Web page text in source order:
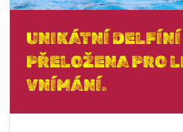
UNIKÁTNÍ DELFÍNÍ
PŘELOŽENA PRO
VNÍMÁNÍ.